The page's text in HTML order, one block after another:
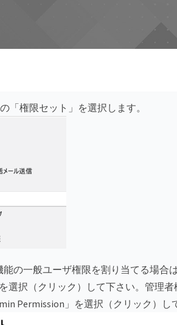
「権限セット」を選択します。
の一般ユーザ権限を割り当てる場合
選択（クリック）して下さい。管理
Permission」を選択（クリック）し